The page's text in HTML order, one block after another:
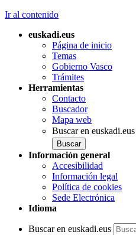
Ir al contenido
euskadi.eus
Página de inicio
Temas
Gobierno Vasco
Trámites
Herramientas
Contacto
Buscador
Mapa web
Buscar en euskadi.eus
Información general
Accesibilidad
Información legal
Política de cookies
Sede Electrónica
Idioma
Buscar en euskadi.eus